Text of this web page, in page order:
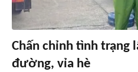
Chấn chỉnh tình trạng
đường, vỉa hè